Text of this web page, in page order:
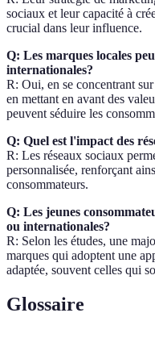
sociaux et leur capacité à
crucial dans leur influence.
Q: Les marques locales
internationales?
R: Oui, en se concentrant
en mettant en avant des
peuvent séduire les
Q: Quel est l'impact des
R: Les réseaux sociaux
personnalisée, renforçant
consommateurs.
Q: Les jeunes
ou internationales?
R: Selon les études, une
marques qui adoptent une
adaptée, souvent celles qui
Glossaire